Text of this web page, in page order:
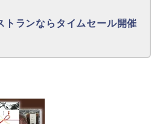
トランならタイムセール開催